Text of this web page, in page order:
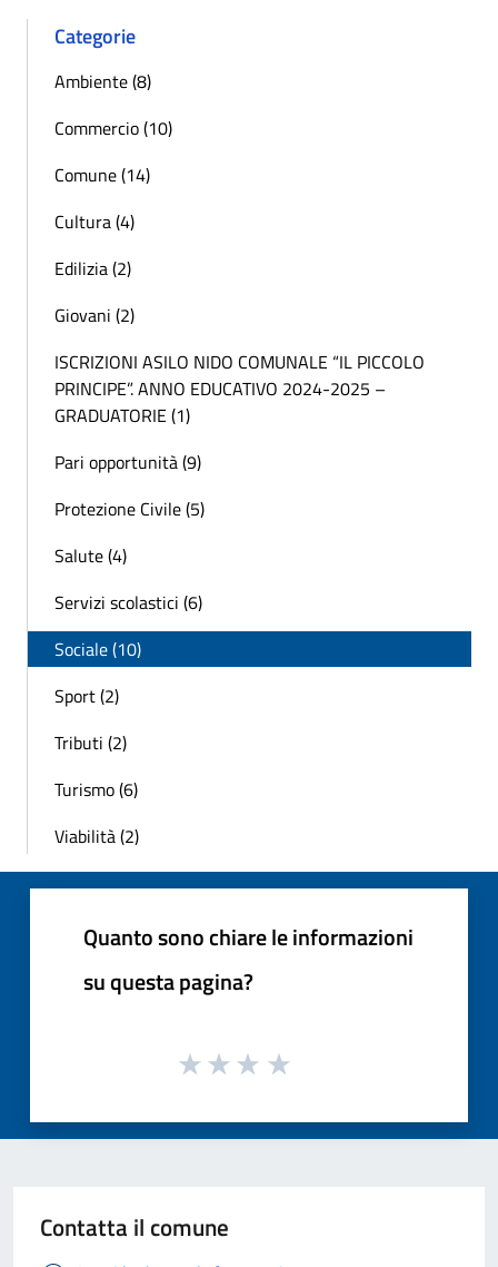
Categorie
Ambiente (8)
Commercio (10)
Comune (14)
Cultura (4)
Edilizia (2)
Giovani (2)
ISCRIZIONI ASILO NIDO COMUNALE “IL PICCOLO
PRINCIPE”. ANNO EDUCATIVO 2024-2025 –
GRADUATORIE (1)
Pari opportunità (9)
Protezione Civile (5)
Salute (4)
Servizi scolastici (6)
Sociale (10)
Sport (2)
Tributi (2)
Turismo (6)
Viabilità (2)
Quanto sono chiare le informazioni
su questa pagina?
Contatta il comune